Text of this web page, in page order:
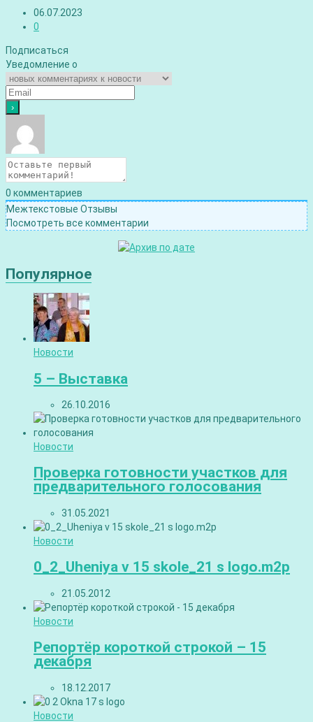
06.07.2023
0
Подписаться
Уведомление о
0 комментариев
Межтекстовые Отзывы
Посмотреть все комментарии
Популярное
Новости
5 – Выставка
26.10.2016
Новости
Проверка готовности участков для
предварительного голосования
31.05.2021
Новости
0_2_Uheniya v 15 skole_21 s logo.m2p
21.05.2012
Новости
Репортёр короткой строкой – 15
декабря
18.12.2017
Новости